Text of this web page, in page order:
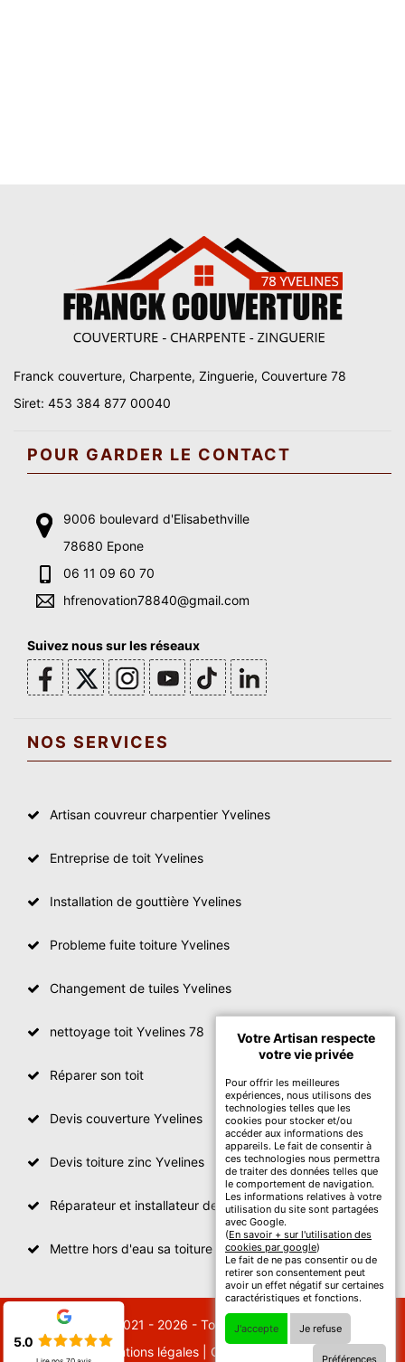
Franck couverture, Charpente, Zinguerie, Couverture 78
Siret: 453 384 877 00040
POUR GARDER LE CONTACT
9006 boulevard d'Elisabethville
78680 Epone
06 11 09 60 70
hfrenovation78840@gmail.com
Suivez nous sur les réseaux
NOS SERVICES
Artisan couvreur charpentier Yvelines
Entreprise de toit Yvelines
Installation de gouttière Yvelines
Probleme fuite toiture Yvelines
Changement de tuiles Yvelines
nettoyage toit Yvelines 78
Réparer son toit
Devis couverture Yvelines
Devis toiture zinc Yvelines
Réparateur et installateur de fenetre de toit Yvelines
Mettre hors d'eau sa toiture Yvelines
© 2021 - 2026 - Tout droit réservé
Mentions légales| Contactez-nous
Votre Artisan respecte
votre vie privée
Pour offrir les meilleures
expériences, nous utilisons des
technologies telles que les
cookies pour stocker et/ou
accéder aux informations des
appareils. Le fait de consentir à
ces technologies nous permettra
de traiter des données telles que
le comportement de navigation.
Les informations relatives à votre
utilisation du site sont partagées
avec Google.
(En savoir + sur l'utilisation des
cookies par google)
Le fait de ne pas consentir ou de
retirer son consentement peut
avoir un effet négatif sur certaines
caractéristiques et fonctions.
J'accepte Je refuse
Préférences
5.0